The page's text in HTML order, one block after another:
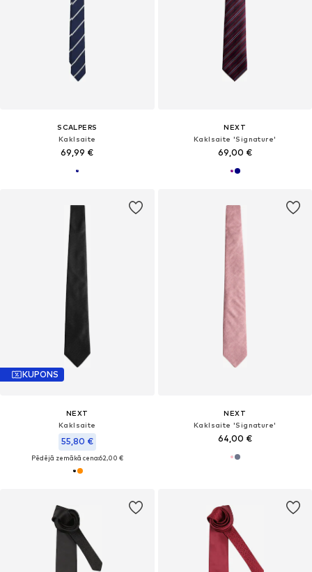
SCALPERS
Kaklsaite
69,99 €
NEXT
Kaklsaite 'Signature'
69,00 €
KUPONS
NEXT
Kaklsaite
55,80 €
Pēdējā zemākā cena:62,00 €
NEXT
Kaklsaite 'Signature'
64,00 €